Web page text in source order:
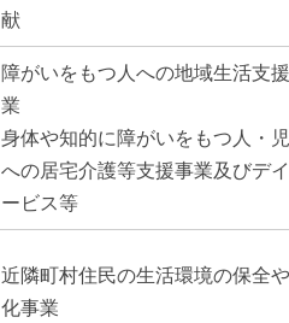
献
障がいをもつ人への地域生活支
業
身体や知的に障がいをもつ人・
への居宅介護等支援事業及びデ
ービス等
近隣町村住民の生活環境の保全
化事業